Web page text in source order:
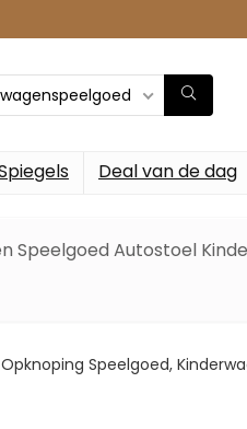
Deal van de dag
Autostoel
Speelgoed,